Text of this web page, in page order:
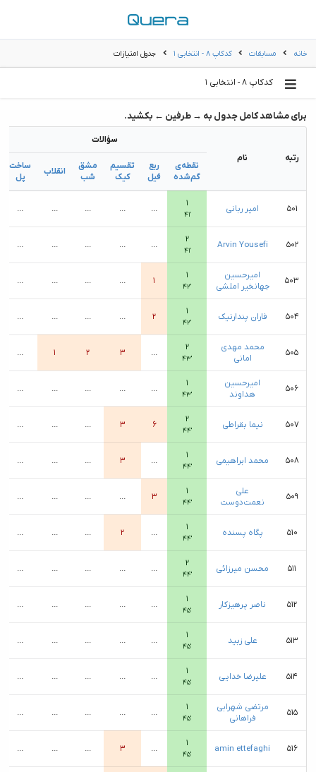
خانه مسابقات کدکاپ ۸ - انتخابی ۱ جدول امتیازات
کدکاپ ۸ - انتخابی ۱
برای مشاهد کامل جدول به → طرفین ← بکشید.
رتبه نام
سؤالات
نقطه‌ی
گم‌شده
ربع
فیل
تقسیم
کیک
مشق
شب
انقلاب
ساخت
پل
۵۰۱ امیر ربانی ۱
۴۱′
...
...
...
...
...
۵۰۲ Arvin Yousefi ۲
۴۱′
...
...
...
...
...
۵۰۳
امیرحسین
جهانخیر املشی
۱
۴۲′
۱ ...
...
...
...
۵۰۴ فاران پندارنیک ۱
۴۲′
۲ ...
...
...
...
۵۰۵
محمد مهدی
امانی
۲
۴۳′
... ۳ ۲ ۱ ...
۵۰۶
امیرحسین
هداوند
۱
۴۳′
...
...
...
...
...
۵۰۷ نیما بقراطی ۲
۴۴′
۶ ۳ ...
...
...
۵۰۸ محمد ابراهیمی ۱
۴۴′
... ۳ ...
...
...
۵۰۹
علی
نعمت‌دوست
۱
۴۴′
۳ ...
...
...
...
۵۱۰ پگاه پسنده ۱
۴۴′
... ۲ ...
...
...
۵۱۱ محسن میرزائی ۲
۴۴′
...
...
...
...
...
۵۱۲ ناصر پرهیزکار ۱
۴۵′
...
...
...
...
...
۵۱۳ علی زبید ۱
۴۵′
...
...
...
...
...
۵۱۴ علیرضا خدایی ۱
۴۵′
...
...
...
...
...
۵۱۵
مرتضی شهرابی
فراهانی
۱
۴۵′
...
...
...
...
...
۵۱۶ amin ettefaghi ۱
۴۵′
... ۳ ...
...
...